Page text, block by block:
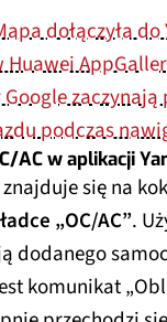
dołączyła
Huawei
podczas
AC w aplikacji
się na
„OC/AC”.
dodanego
komunikat